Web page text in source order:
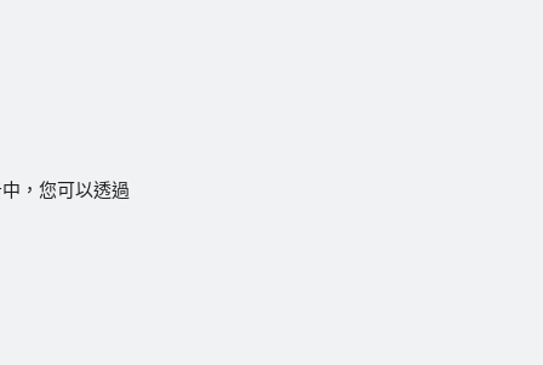
，您可以透過